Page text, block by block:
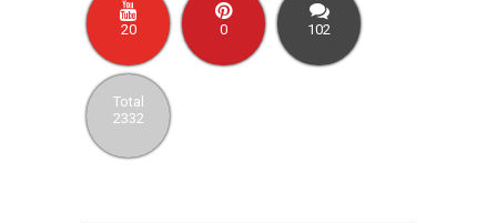
20 0 102
Total
2332